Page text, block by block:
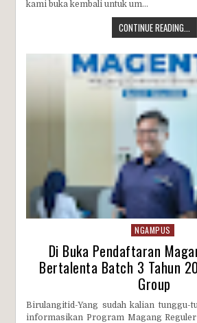
kami buka kembali untuk um...
CONTINUE READING...
NGAMPUS
Di Buka Pendaftaran
Bertalenta Batch 3 Tahun
Group
Birulangitid-Yang sudah kalian tunggu-
informasikan Program Magang Reguler